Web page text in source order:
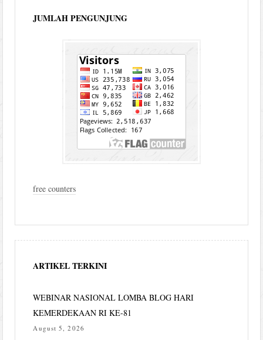
JUMLAH PENGUNJUNG
free counters
ARTIKEL TERKINI
WEBINAR NASIONAL LOMBA BLOG HARI
KEMERDEKAAN RI KE-81
August 5, 2026